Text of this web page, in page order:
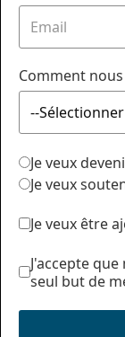
Comment
Je veux
Je veux
Je veux être
J'accepte
seul but de